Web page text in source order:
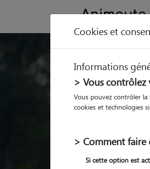
Trouvez
Parmi nos
Cookies et
Informations
> Vous contrôlez
Vous pouvez contrôler
cookies et technologies
> Comment faire
Si cette option est